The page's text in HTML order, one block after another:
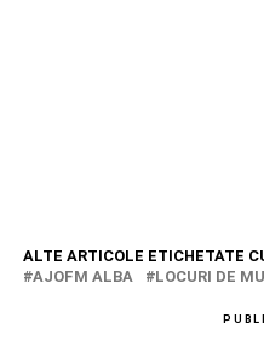
ALTE ARTICOLE ETICHETATE
AJOFM ALBA
LOCURI DE